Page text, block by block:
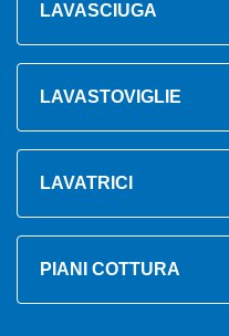
LAVASCIUGA
LAVASTOVIGLIE
LAVATRICI
PIANI COTTURA